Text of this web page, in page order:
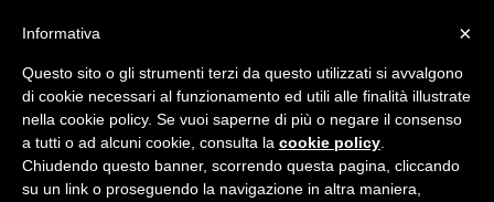
×
Informativa
Questo sito o gli strumenti terzi da questo utilizzati si avvalgono
di cookie necessari al funzionamento ed utili alle finalità illustrate
nella cookie policy. Se vuoi saperne di più o negare il consenso
a tutti o ad alcuni cookie, consulta la cookie policy
Chiudendo questo banner, scorrendo questa pagina, cliccando
su un link o proseguendo la navigazione in altra maniera,